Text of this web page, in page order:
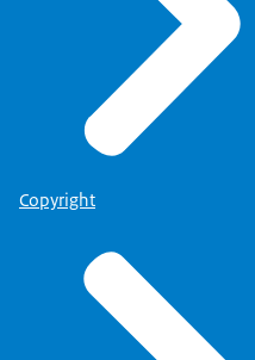
Copyright